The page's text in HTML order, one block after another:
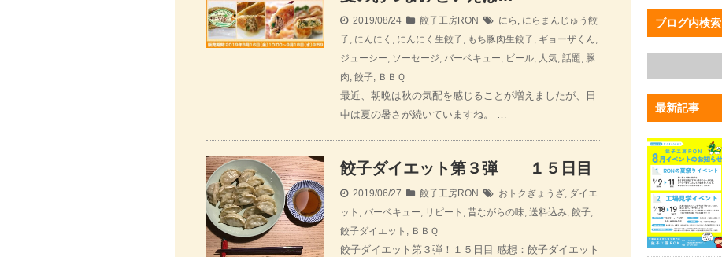
2019/08/24 餃子工房RON にら , にらまんじゅう餃
子, にんにく , にんにく生餃子, もち豚肉生餃子, ギョーザくん,
ジューシー, ソーセージ, バーベキュー, ビール, 人気, 話題, 豚
肉, 餃子, ＢＢＱ
最近、朝晩は秋の気配を感じることが増えましたが、日
中は夏の暑さが続いていますね。 …
餃子ダイエット第３弾 １５日目
2019/06/27 餃子工房RON おトクぎょうざ, ダイエ
ット , バーベキュー, リピート , 昔ながらの味, 送料込み, 餃子,
餃子ダイエット , ＢＢＱ
餃子ダイエット第３弾！１５日目 感想：餃子ダイエット
ブログ内検索
最新記事